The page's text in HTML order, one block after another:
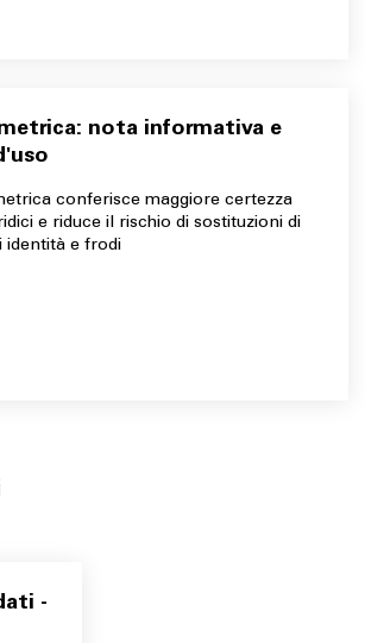
nota informativa e
conferisce maggiore certezza
e riduce il rischio di sostituzioni di
identità e frodi
-